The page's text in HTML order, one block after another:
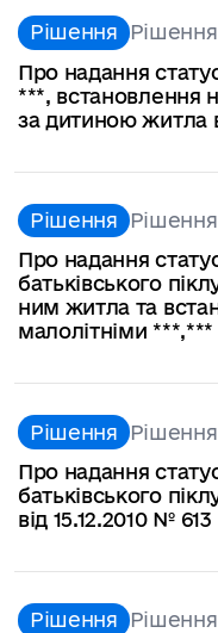
Рішення Рішення
Про надання
***, встановлення
за дитиною житла
Рішення Рішення
Про надання
батьківського
ним житла та
малолітніми ***,***
Рішення Рішення
Про надання
батьківського
від 15.12.2010 № 613
Рішення Рішення